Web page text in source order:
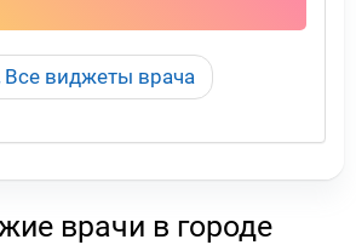
Все виджеты врача
врачи в городе